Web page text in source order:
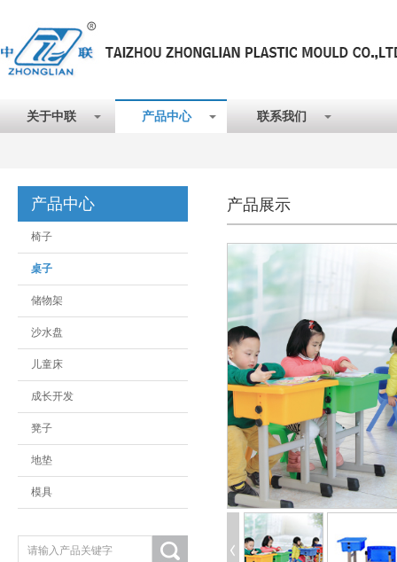
关于中联 产品中心 联系我们
产品中心
椅子
桌子
储物架
沙水盘
儿童床
成长开发
凳子
地垫
模具
产品展示